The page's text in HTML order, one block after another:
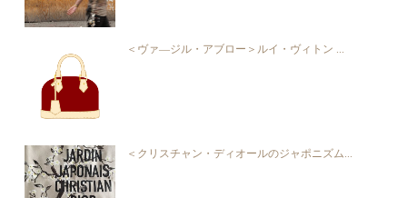
＜ヴァ―ジル・アブロー＞ルイ・ヴィトン ...
＜クリスチャン・ディオールのジャポニズム...